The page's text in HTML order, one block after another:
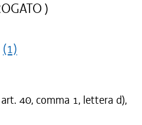
)
(1)
40, comma 1, lettera d),